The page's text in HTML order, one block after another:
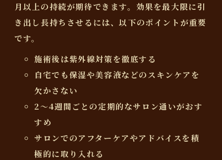
月以上の持続が期待できます。効果を最大限に引
き出し長持ちさせるには、以下のポイントが重要
です。
施術後は紫外線対策を徹底する
自宅でも保湿や美容液などのスキンケアを
欠かさない
2〜4週間ごとの定期的なサロン通いがおす
すめ
サロンでのアフターケアやアドバイスを積
極的に取り入れる